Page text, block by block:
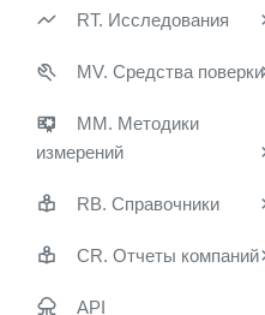
RT. Исследования
MV. Средства поверки
MM. Методики
измерений
RB. Справочники
CR. Отчеты компаний
API